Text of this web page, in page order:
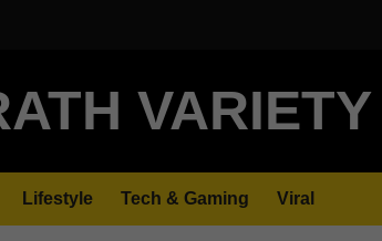
VARIETY
Lifestyle Tech & Gaming Viral